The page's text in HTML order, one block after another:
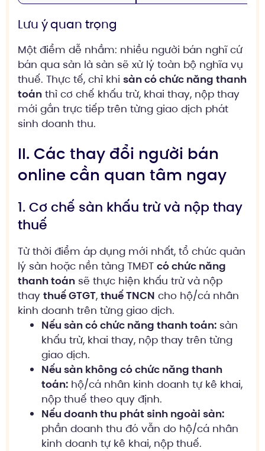
Lưu ý quan trọng
Một điểm dễ nhầm: nhiều người bán nghĩ cứ
bán qua sàn là sàn sẽ xử lý toàn bộ nghĩa vụ
thuế. Thực tế, chỉ khi sàn có chức năng thanh
toán thì cơ chế khấu trừ, khai thay, nộp thay
mới gắn trực tiếp trên từng giao dịch phát
sinh doanh thu.
II. Các thay đổi người bán
online cần quan tâm ngay
1. Cơ chế sàn khấu trừ và nộp thay
thuế
Từ thời điểm áp dụng mới nhất, tổ chức quản
lý sàn hoặc nền tảng TMĐT có chức năng
thanh toán sẽ thực hiện khấu trừ và nộp
thay thuế GTGT, thuế TNCN cho hộ/cá nhân
kinh doanh trên từng giao dịch.
Nếu sàn có chức năng thanh toán: sàn
khấu trừ, khai thay, nộp thay trên từng
giao dịch.
Nếu sàn không có chức năng thanh
toán: hộ/cá nhân kinh doanh tự kê khai,
nộp thuế theo quy định.
Nếu doanh thu phát sinh ngoài sàn:
phần doanh thu đó vẫn do hộ/cá nhân
kinh doanh tự kê khai, nộp thuế.